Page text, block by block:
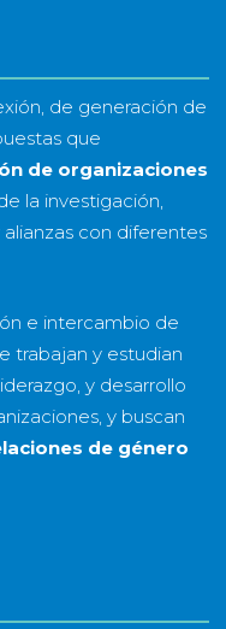
de generación de
que
de organizaciones
la investigación,
con diferentes
e intercambio de
trabajan y estudian
y desarrollo
y buscan
de género